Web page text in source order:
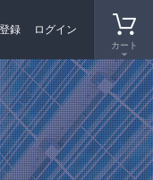
カート
録 ログイン